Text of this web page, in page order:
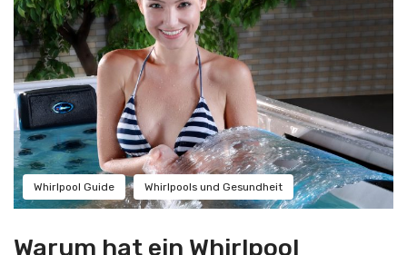
Whirlpool Guide Whirlpools und Gesundheit
Warum hat ein Whirlpool